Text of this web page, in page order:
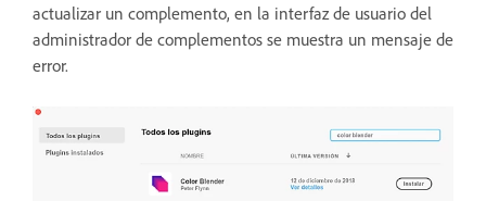
actualizar un complemento, en la interfaz de usuario del
administrador de complementos se muestra un mensaje de
error.